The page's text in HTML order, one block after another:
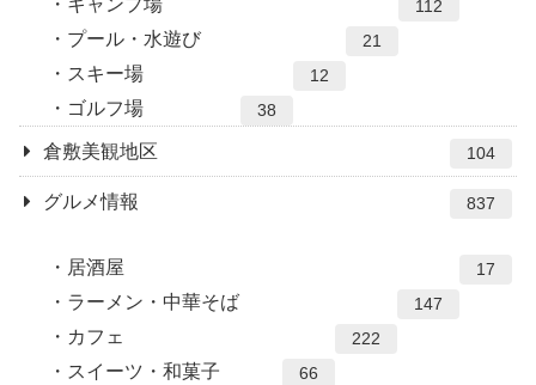
キャンプ場 112
プール・水遊び 21
スキー場 12
ゴルフ場 38
倉敷美観地区 104
グルメ情報 837
居酒屋 17
ラーメン・中華そば 147
カフェ 222
スイーツ・和菓子 66